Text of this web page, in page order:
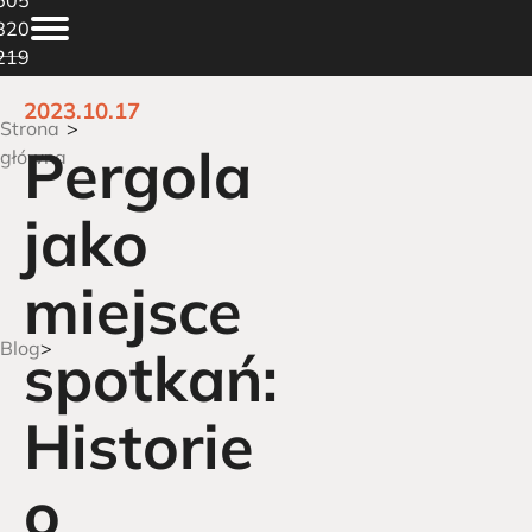
Strona
główna
Blog
Pergola
jako
miejsce
spotkań:
Historie
o
2023.10.17